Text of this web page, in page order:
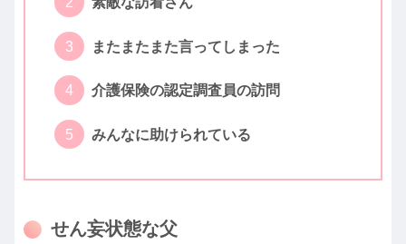
またまたまた言ってしまった
介護保険の認定調査員の訪問
みんなに助けられている
せん妄状態な父